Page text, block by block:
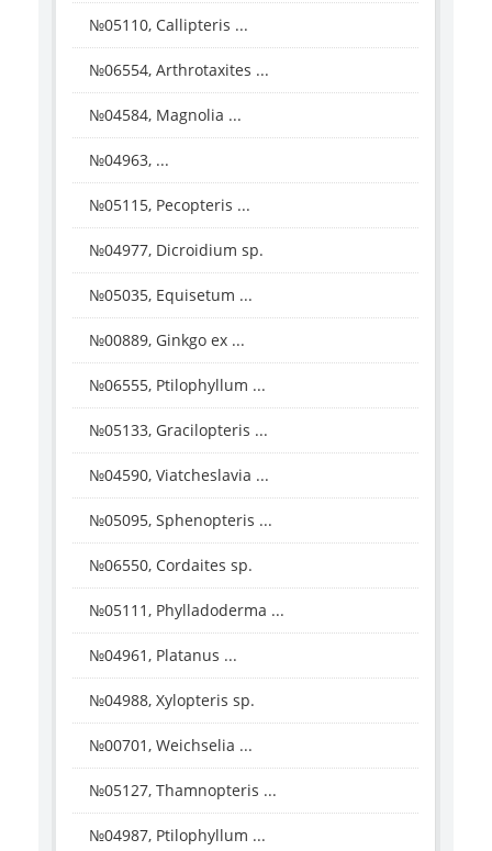
№05110, Callipteris ...
№06554, Arthrotaxites ...
№04584, Magnolia ...
№04963, ...
№05115, Pecopteris ...
№04977, Dicroidium sp.
№05035, Equisetum ...
№00889, Ginkgo ex ...
№06555, Ptilophyllum ...
№05133, Gracilopteris ...
№04590, Viatcheslavia ...
№05095, Sphenopteris ...
№06550, Cordaites sp.
№05111, Phylladoderma ...
№04961, Platanus ...
№04988, Xylopteris sp.
№00701, Weichselia ...
№05127, Thamnopteris ...
№04987, Ptilophyllum ...